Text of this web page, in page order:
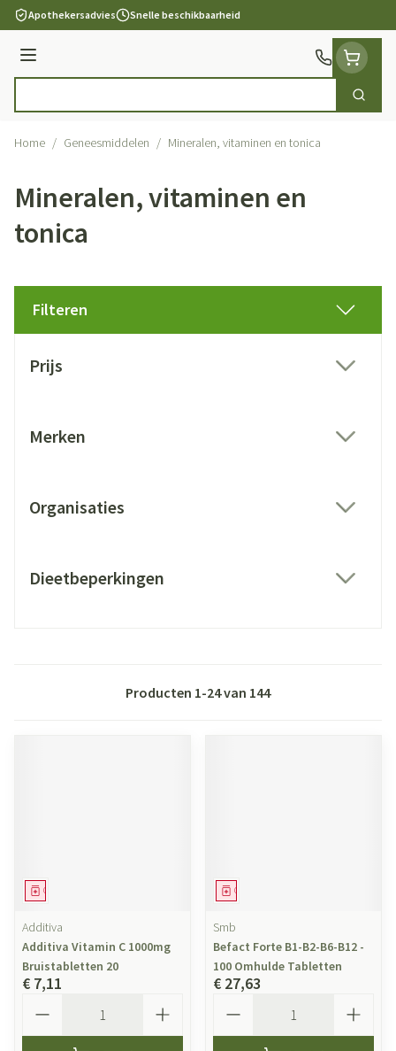
Ga naar de inhoud
Apothekersadvies Snelle beschikbaarheid
Menu
Zoek
Home / Geneesmiddelen / Mineralen, vitaminen en tonica
Mineralen, vitaminen en
tonica
Filteren
Prijs
Merken
Organisaties
Dieetbeperkingen
Producten 1-24van 144
Geneesmiddel
Additiva
Additiva Vitamin C 1000mg
Bruistabletten 20
€ 7,11
Geneesmiddel
Smb
Befact Forte B1-B2-B6-B12 -
100 Omhulde Tabletten
€ 27,63